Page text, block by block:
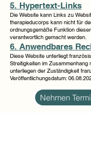
5. Hypertext-Links
Die Website kann Links zu
therapieducorps kann nicht für
ordnungsgemäße Funktion
verantwortlich gemacht werden.
6. Anwendbares
Diese Website unterliegt
Streitigkeiten im Zusammenhang
unterliegen der Zuständigkeit
Veröffentlichungsdatum:
Nehmen